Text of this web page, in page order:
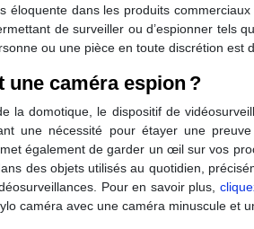
éloquente dans les produits
de surveiller ou d’espionner tels
ou une pièce en toute discrétion est
une caméra espion ?
la domotique, le dispositif de
une nécessité pour étayer une
également de garder un œil sur vos
des objets utilisés au quotidien,
Pour en savoir plus,
caméra avec une caméra minuscule et